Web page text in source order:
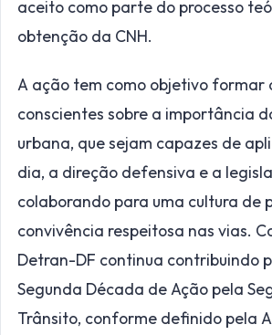
aceito como parte do processo
obtenção da CNH.
A ação tem como objetivo formar
conscientes sobre a importância
urbana, que sejam capazes de
dia, a direção defensiva e a
colaborando para uma cultura de
convivência respeitosa nas vias.
Detran-DF continua contribuindo
Segunda Década de Ação pela
Trânsito, conforme definido pela